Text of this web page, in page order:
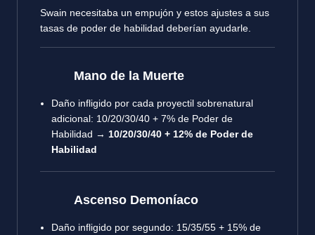
Swain necesitaba un empujón y estos ajustes a sus
tasas de poder de habilidad deberían ayudarle.
Mano de la Muerte
Daño infligido por cada proyectil sobrenatural
adicional: 10/20/30/40 + 7% de Poder de
Habilidad → 10/20/30/40 + 12% de Poder de
Habilidad
Ascenso Demoníaco
Daño infligido por segundo: 15/35/55 + 15% de